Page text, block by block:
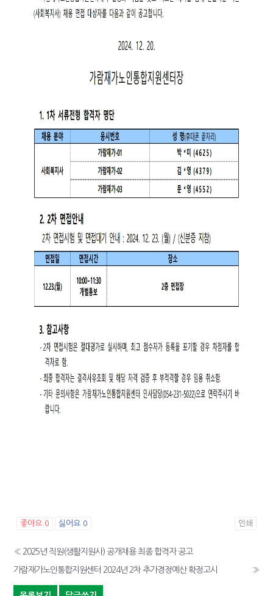
좋아요 0 싫어요 0 인쇄
« 2025년 직원(생활지원사) 공개채용 최종 합격자 공고
가람재가노인통합지원센터 2024년 2차 추가경정예산 확정고시 »